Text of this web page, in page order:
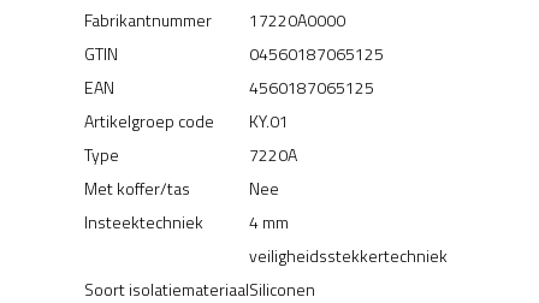
Fabrikantnummer
17220A0000
GTIN
04560187065125
EAN
4560187065125
Artikelgroep code
KY.01
Type
7220A
Met koffer/tas
Nee
Insteektechniek
4 mm
veiligheidsstekkertechniek
Soort isolatiemateriaalSiliconen